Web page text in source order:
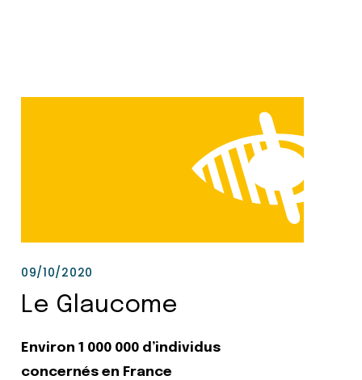
Le Glaucome
09/10/2020
Environ 1 000 000 d’individus
concernés en France